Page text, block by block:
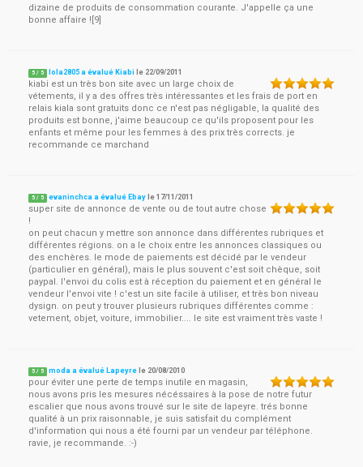
dizaine de produits de consommation courante. J'appelle ça une
bonne affaire ![9]
5 / 5 lola2805 a évalué Kiabi le 22/09/2011
kiabi est un très bon site avec un large choix de
vétements, il y a des offres très intéressantes et les frais de port en
relais kiala sont gratuits donc ce n'est pas négligable, la qualité des
produits est bonne, j'aime beaucoup ce qu'ils proposent pour les
enfants et même pour les femmes à des prix très corrects. je
recommande ce marchand
5 / 5 evaninchca a évalué Ebay le17/11/2011
super site de annonce de vente ou de tout autre chose
!
on peut chacun y mettre son annonce dans différentes rubriques et
différentes régions. on a le choix entre les annonces classiques ou
des enchères. le mode de paiements est décidé par le vendeur
(particulier en général), mais le plus souvent c'est soit chèque, soit
paypal. l'envoi du colis est à réception du paiement et en général le
vendeur l'envoi vite ! c'est un site facile à utiliser, et très bon niveau
dysign. on peut y trouver plusieurs rubriques différentes comme :
vetement, objet, voiture, immobilier.... le site est vraiment très vaste !
5 / 5 moda a évalué Lapeyre le 20/08/2010
pour éviter une perte de temps inutile en magasin,
nous avons pris les mesures nécéssaires à la pose de notre futur
escalier que nous avons trouvé sur le site de lapeyre. trés bonne
qualité à un prix raisonnable, je suis satisfait du complément
d'information qui nous a été fourni par un vendeur par téléphone.
ravie, je recommande. :-)